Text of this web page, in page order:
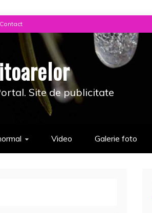
Contact
Site de publicitate
Video Galerie foto